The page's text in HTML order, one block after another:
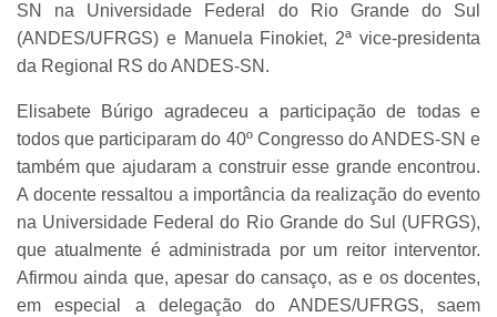
SN na Universidade Federal do Rio Grande do Sul
(ANDES/UFRGS) e Manuela Finokiet, 2ª vice-presidenta
da Regional RS do ANDES-SN.
Elisabete Búrigo agradeceu a participação de todas e
todos que participaram do 40º Congresso do ANDES-SN e
também que ajudaram a construir esse grande encontrou.
A docente ressaltou a importância da realização do evento
na Universidade Federal do Rio Grande do Sul (UFRGS),
que atualmente é administrada por um reitor interventor.
Afirmou ainda que, apesar do cansaço, as e os docentes,
em especial a delegação do ANDES/UFRGS, saem